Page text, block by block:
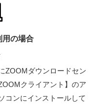
用の場合
ZOOMダウンロードセン
クライアント】のア
コンにインストールして